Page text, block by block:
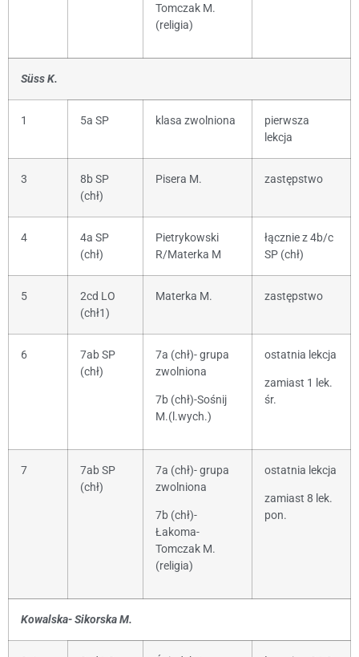
Tomczak M.
(religia)
Süss K.
1 5a SP klasa zwolniona
pierwsza
lekcja
3
8b SP
(chł)
Pisera M. zastępstwo
4
4a SP
(chł)
Pietrykowski
R/Materka M
łącznie z 4b/c
SP (chł)
5
2cd LO
(chł1)
Materka M. zastępstwo
6
7ab SP
(chł)
7a (chł)- grupa
zwolniona
7b (chł)-Sośnij
M.(l.wych.)
ostatnia lekcja
zamiast 1 lek.
śr.
7
7ab SP
(chł)
7a (chł)- grupa
zwolniona
7b (chł)-
Łakoma-
Tomczak M.
(religia)
ostatnia lekcja
zamiast 8 lek.
pon.
Kowalska- Sikorska M.